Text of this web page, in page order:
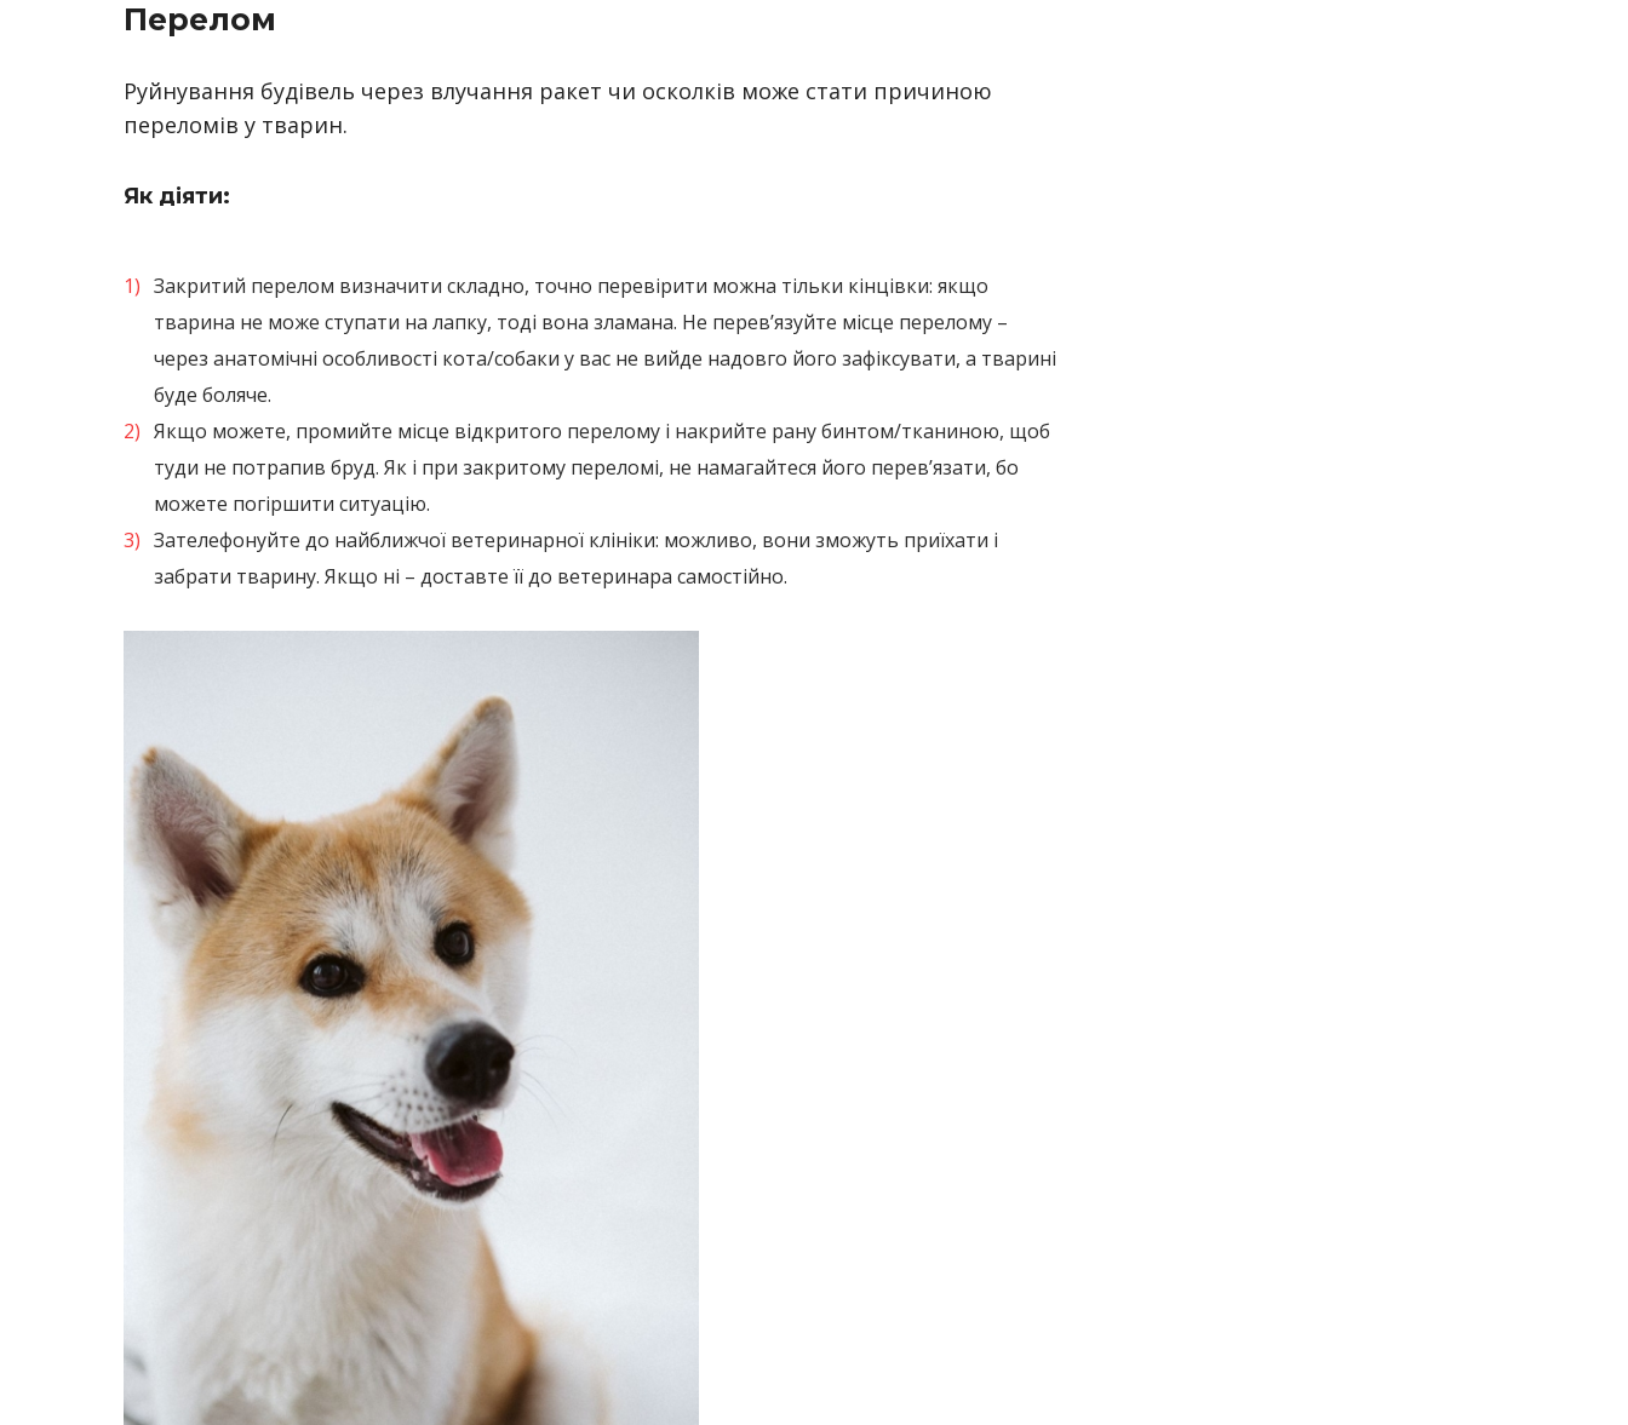
Перелом
Руйнування будівель через влучання ракет чи осколків може стати причиною
переломів у тварин.
Як діяти:
Закритий перелом визначити складно, точно перевірити можна тільки кінцівки: якщо
тварина не може ступати на лапку, тоді вона зламана. Не перев’язуйте місце перелому –
через анатомічні особливості кота/собаки у вас не вийде надовго його зафіксувати, а тварині
буде боляче.
Якщо можете, промийте місце відкритого перелому і накрийте рану бинтом/тканиною, щоб
туди не потрапив бруд. Як і при закритому переломі, не намагайтеся його перев’язати, бо
можете погіршити ситуацію.
Зателефонуйте до найближчої ветеринарної клініки: можливо, вони зможуть приїхати і
забрати тварину. Якщо ні – доставте її до ветеринара самостійно.